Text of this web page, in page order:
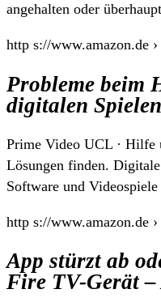
angehalten oder
http s://www.amazon.de
Probleme beim
digitalen
Prime Video UCL · Hilfe
Lösungen finden.
Software und
http s://www.amazon.de
App stürzt ab
Fire TV-Gerät –